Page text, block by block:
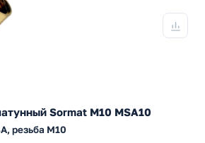
Sormat М10 MSA10
резьба M10